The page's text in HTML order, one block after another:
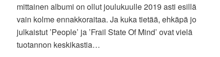
mittainen albumi on ollut joulukuulle 2019 asti esillä
vain kolme ennakkoraitaa. Ja kuka tietää, ehkäpä jo
julkaistut ’People’ ja ’Frail State Of Mind’ ovat vielä
tuotannon keskikastia…